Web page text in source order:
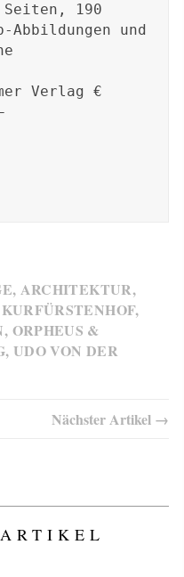
Seiten, 190
Abbildungen und
Verlag €
, ARCHITEKTUR,
KURFÜRSTENHOF,
, ORPHEUS &
, UDO VON DER
Nächster Artikel →